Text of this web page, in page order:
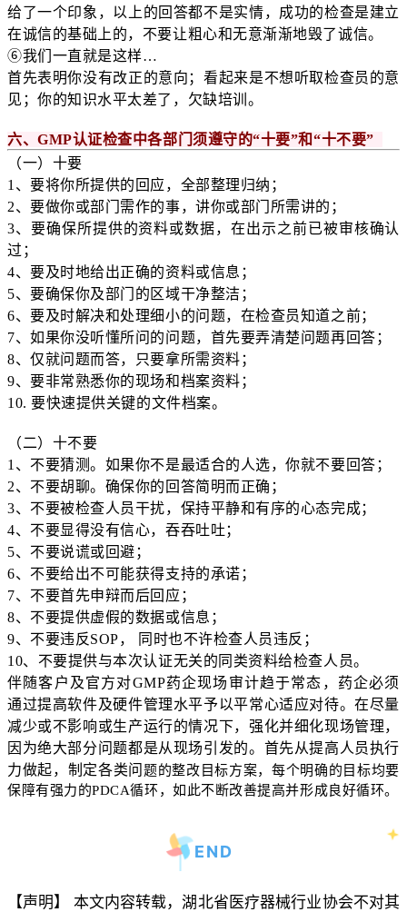
给了一个印象，以上的回答都不是实情，成功的检查是建立
在诚信的基础上的，不要让粗心和无意渐渐地毁了诚信。
⑥我们一直就是这样…
首先表明你没有改正的意向；看起来是不想听取检查员的意
见；你的知识水平太差了，欠缺培训。
六、GMP认证检查中各部门须遵守的“十要”和“十不要”
（一）十要
1、要将你所提供的回应，全部整理归纳；
2、要做你或部门需作的事，讲你或部门所需讲的；
3、要确保所提供的资料或数据，在出示之前已被审核确认
过；
4、要及时地给出正确的资料或信息；
5、要确保你及部门的区域干净整洁；
6、要及时解决和处理细小的问题，在检查员知道之前；
7、如果你没听懂所问的问题，首先要弄清楚问题再回答；
8、仅就问题而答，只要拿所需资料；
9、要非常熟悉你的现场和档案资料；
10. 要快速提供关键的文件档案。
（二）十不要
1、不要猜测。如果你不是最适合的人选，你就不要回答；
2、不要胡聊。确保你的回答简明而正确；
3、不要被检查人员干扰，保持平静和有序的心态完成；
4、不要显得没有信心，吞吞吐吐；
5、不要说谎或回避；
6、不要给出不可能获得支持的承诺；
7、不要首先申辩而后回应；
8、不要提供虚假的数据或信息；
9、不要违反SOP， 同时也不许检查人员违反；
10、不要提供与本次认证无关的同类资料给检查人员。
伴随客户及官方对GMP药企现场审计趋于常态，药企必须
通过提高软件及硬件管理水平予以平常心适应对待。在尽量
减少或不影响或生产运行的情况下，强化并细化现场管理，
因为绝大部分问题都是从现场引发的。首先从提高人员执行
力做起，制定各类问题的整改目标方案，每个明确的目标均要
保障有强力的PDCA循环，如此不断改善提高并形成良好循环。
END
【声明】 本文内容转载，湖北省医疗器械行业协会不对其